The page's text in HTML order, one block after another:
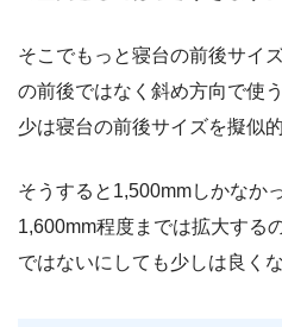
そこでもっと寝台の前後サイ
の前後ではなく斜め方向で使
少は寝台の前後サイズを擬似
そうすると1,500mmしかなか
1,600mm程度までは拡大する
ではないにしても少しは良くな